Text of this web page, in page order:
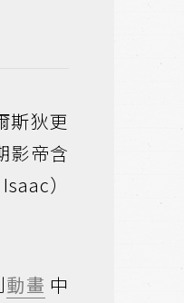
斯狄更
影帝含
）
動畫 中